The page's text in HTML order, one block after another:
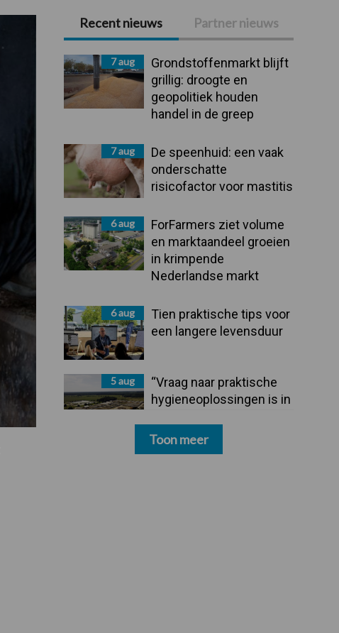
Primaire
Sidebar
Recent nieuws Partner nieuws
7 aug
Grondstoffenmarkt blijft
grillig: droogte en
geopolitiek houden
handel in de greep
7 aug
De speenhuid: een vaak
onderschatte
risicofactor voor mastitis
6 aug
ForFarmers ziet volume
en marktaandeel groeien
in krimpende
Nederlandse markt
6 aug
Tien praktische tips voor
een langere levensduur
5 aug
“Vraag naar praktische
hygieneoplossingen is in
Toon meer